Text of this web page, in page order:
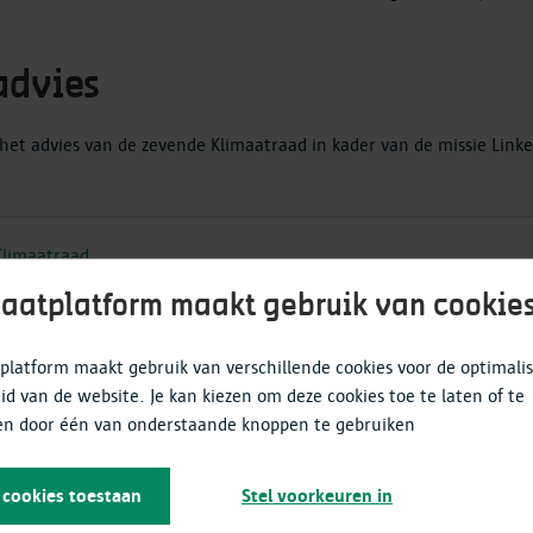
advies van de zevende Klimaatraad in kader van de missie
de Klimaatraad over de hefbomen voor een snelle
Klimaatneutraal
maakt gebruik van
maakt gebruik van verschillende cookies voor de
van de website. Je kan kiezen om deze cookies toe te laten of te
door één van onderstaande knoppen te gebruiken
toestaan Stel voorkeuren in